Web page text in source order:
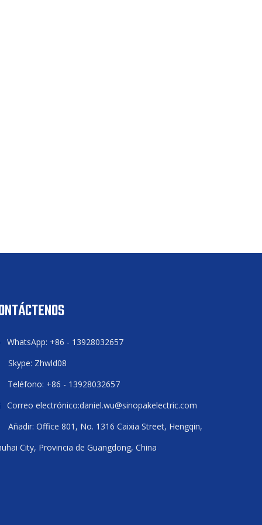
WhatsApp: +86 - 13928032657
Skype: Zhwld08
Teléfono: +86 - 13928032657
Correo electrónico:daniel.wu@sinopakelectric.com
Añadir: Office 801, No. 1316 Caixia Street, Hengqin,
City, Provincia de Guangdong, China